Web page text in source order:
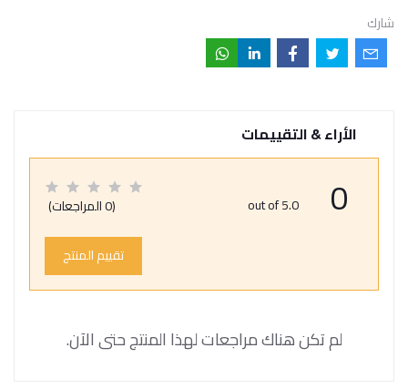
شارك
الأراء & التقييمات
0
out of 5.0 (0 المراجعات)
تقييم المنتج
لم تكن هناك مراجعات لهذا المنتج حتى الآن.